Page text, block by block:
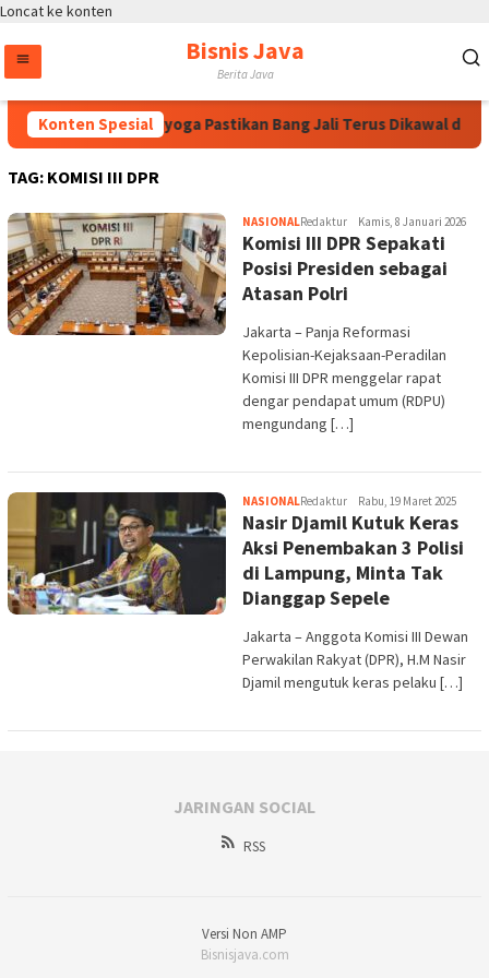
Loncat ke konten
Bisnis Java
Berita Java
Konten Spesial
Bintang Puspayoga Pastikan Bang Jali Terus Dikawal dan
TAG: KOMISI III DPR
NASIONALRedaktur Kamis, 8 Januari 2026
Komisi III DPR Sepakati
Posisi Presiden sebagai
Atasan Polri
Jakarta – Panja Reformasi
Kepolisian-Kejaksaan-Peradilan
Komisi III DPR menggelar rapat
dengar pendapat umum (RDPU)
mengundang […]
NASIONALRedaktur Rabu, 19 Maret 2025
Nasir Djamil Kutuk Keras
Aksi Penembakan 3 Polisi
di Lampung, Minta Tak
Dianggap Sepele
Jakarta – Anggota Komisi III Dewan
Perwakilan Rakyat (DPR), H.M Nasir
Djamil mengutuk keras pelaku […]
JARINGAN SOCIAL
RSS
Versi Non AMP
Bisnisjava.com